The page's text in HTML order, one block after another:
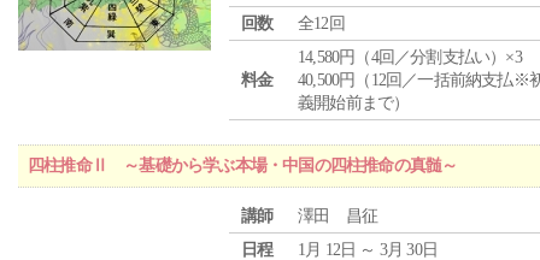
回数
全12回
料金
14,580円（4回／分割支払い）×3
40,500円（12回／一括前納支払※
義開始前まで）
四柱推命Ⅱ ～基礎から学ぶ本場・中国の四柱推命の真髄～
講師
澤田 昌征
日程
1月 12日 ～ 3月 30日